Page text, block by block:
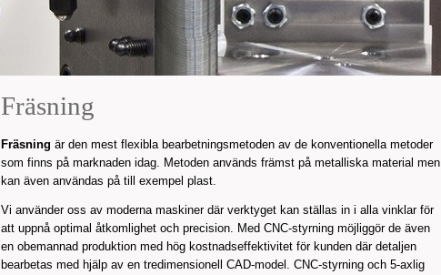
Fräsning
Fräsning är den mest flexibla bearbetningsmetoden av de konventionella metoder
som finns på marknaden idag. Metoden används främst på metalliska material men
kan även användas på till exempel plast.
Vi använder oss av moderna maskiner där verktyget kan ställas in i alla vinklar för
att uppnå optimal åtkomlighet och precision. Med CNC-styrning möjliggör de även
en obemannad produktion med hög kostnadseffektivitet för kunden där detaljen
bearbetas med hjälp av en tredimensionell CAD-model. CNC-styrning och 5-axlig